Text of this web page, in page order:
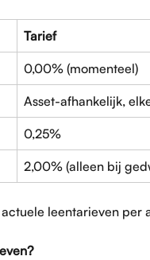
Tarief
0,00% (momenteel)
Asset-afhankelijk,
0,25%
2,00% (alleen bij
leentarieven per